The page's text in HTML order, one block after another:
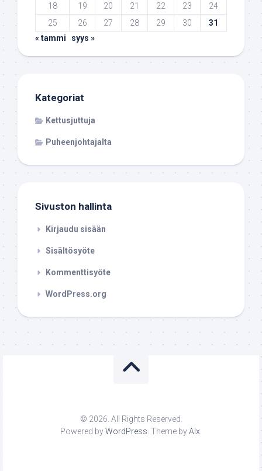
18
19 20 21 22 23
24
25
26 27 28 29 30
31
« tammi
syys »
Kategoriat
Kettusjuttuja
Puheenjohtajalta
Sivuston hallinta
Kirjaudu sisään
Sisältösyöte
Kommenttisyöte
WordPress.org
© 2026. All Rights Reserved.
Powered byWordPress . Theme byAlx